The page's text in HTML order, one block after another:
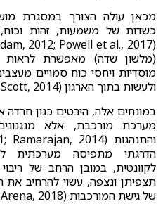
מכאן עולה הצורך במסגרת
כשדות של משמעות, זהות
(מלשון שדה) מאפשרת לראות
מוסדיות ויחסי כוח סמויים
ולעשות בתוך הארגון (Bitektine, 2011; Scott, 2014).
במונחים אלה, היבטים כגון חרדה
מערכת מורכבת, אלא
הדרגתי מתפיסה מערכתית
לקוונטית, במובן הרחב של
תצפיתן ונצפה, עשוי להרחיב
של גישת המורכבות (Tsoukas, 2018; Uhl-Bien & Arena, 2018).